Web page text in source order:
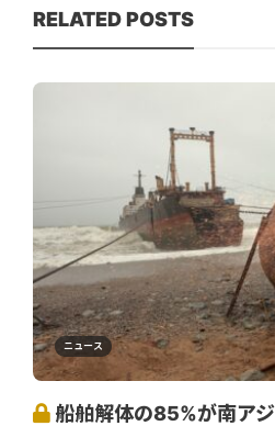
RELATED POSTS
ニュース
船舶解体の85%が南ア